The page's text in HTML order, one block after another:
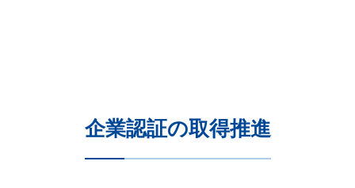
企業認証の取得推進